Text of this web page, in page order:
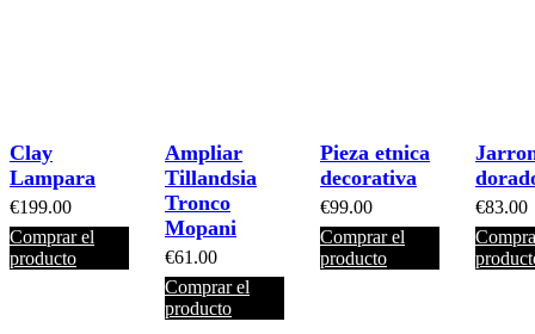
Clay
Lampara
€199.00
Comprar el
producto
Ampliar
Tillandsia
Tronco
Mopani
€61.00
Comprar el
producto
Pieza etnica
decorativa
€99.00
Comprar el
producto
€83.00